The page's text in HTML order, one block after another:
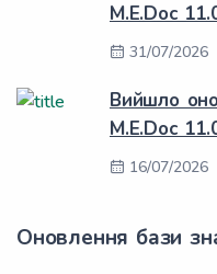
M.E.Doc
31/07/2026
Вийшло
M.E.Doc
16/07/2026
Оновлення бази